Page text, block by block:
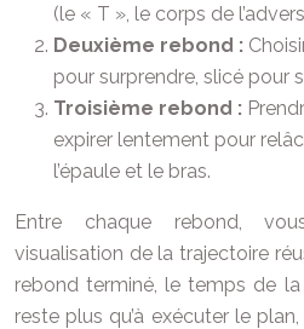
(le « T », le corps de
Deuxième rebond :
pour surprendre, slicé pour
Troisième rebond :
expirer lentement pour
l’épaule et le bras.
Entre chaque rebond,
visualisation de la trajectoire
rebond terminé, le temps de
reste plus qu’à exécuter le